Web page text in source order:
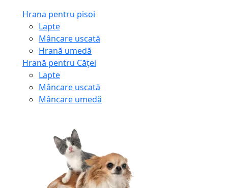
Hrana pentru pisoi
Lapte
Mâncare uscată
Hrană umedă
Hrană pentru Căței
Lapte
Mâncare uscată
Mâncare umedă